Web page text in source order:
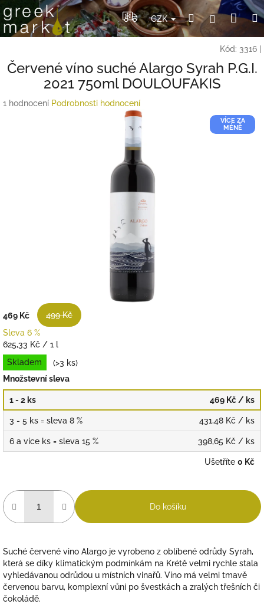
na
obsah
CZK HledatPřihlášení
Kód: 3316
Červené víno suché Alargo Syrah P.G.I.
2021 750ml DOULOUFAKIS
Průměrné
1 hodnocení Podrobnosti hodnocení
VÍCE ZA
MÉNĚ
469 Kč
499 Kč
Sleva 6 %
Měrná
cena:
625,33 Kč / 1 l
Skladem
(>3 ks)
Množstevní sleva
1 - 2 ks 469 Kč / ks
3 - 5 ks = sleva 8 % 431,48 Kč / ks
6 a více ks = sleva 15 % 398,65 Kč / ks
Ušetříte 0 Kč
Do košíku
Suché červené vino Alargo je vyrobeno z oblíbené odrůdy Syrah,
která se díky klimatickým podmínkám na Krétě velmi rychle stala
vyhledávanou odrůdou u místních vinařů. Víno má velmi tmavě
červenou barvu, komplexní vůni po švestkách a zralých třešních či
čokoládě.